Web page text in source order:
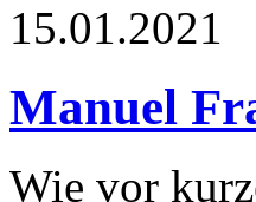
15.01.2021
Manuel
Wie vor